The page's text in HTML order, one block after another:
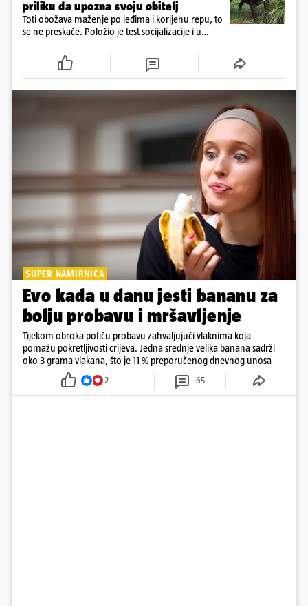
priliku da upozna svoju obitelj
Toti obožava maženje po leđima i korijenu repu, to
se ne preskače. Položio je test socijalizacije i u
cijepljen protiv virusnih zaraznih bolesti
SUPER NAMIRNICA
Evo kada u danu jesti bananu za
bolju probavu i mršavljenje
Tijekom obroka potiču probavu zahvaljujući vlaknima koja
pomažu pokretljivosti crijeva. Jedna srednje velika banana sadrži
oko 3 grama vlakana, što je 11 % preporučenog dnevnog unosa
2 65